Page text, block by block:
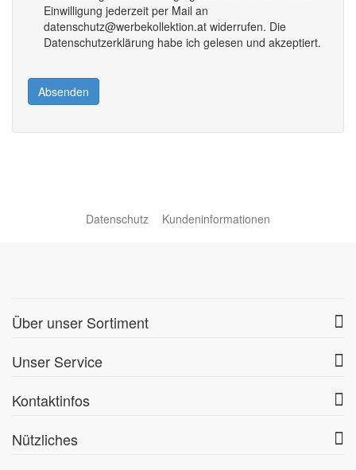
Einwilligung jederzeit per Mail an
datenschutz@werbekollektion.at widerrufen. Die
Datenschutzerklärung habe ich gelesen und akzeptiert.
Absenden
Datenschutz Kundeninformationen
Über unser Sortiment
Unser Service
Kontaktinfos
Nützliches